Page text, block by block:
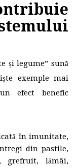
și legume” sună
exemple mai
efect benefic
în imunitate,
din pastile,
grefruit, lămâi,